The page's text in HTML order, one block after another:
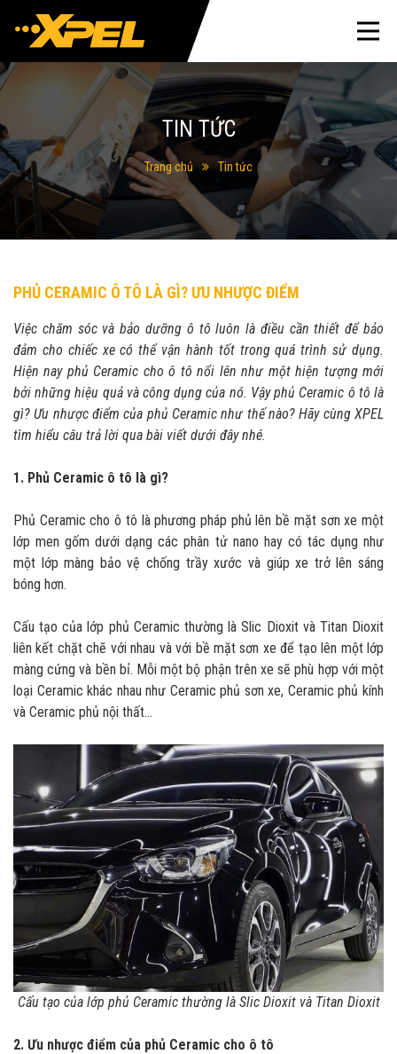
TIN TỨC
Trang chủ Tin tức
PHỦ CERAMIC Ô TÔ LÀ GÌ? ƯU NHƯỢC ĐIỂM
Việc chăm sóc và bảo dưỡng ô tô luôn là điều cần thiết để bảo
đảm cho chiếc xe có thể vận hành tốt trong quá trình sử dụng.
Hiện nay phủ Ceramic cho ô tô nổi lên như một hiện tượng mới
bởi những hiệu quả và công dụng của nó. Vậy phủ Ceramic ô tô là
gì? Ưu nhược điểm của phủ Ceramic như thế nào? Hãy cùng XPEL
tìm hiểu câu trả lời qua bài viết dưới đây nhé.
1. Phủ Ceramic ô tô là gì?
Phủ Ceramic cho ô tô là phương pháp phủ lên bề mặt sơn xe một
lớp men gốm dưới dạng các phân tử nano hay có tác dụng như
một lớp màng bảo vệ chống trầy xước và giúp xe trở lên sáng
bóng hơn.
Cấu tạo của lớp phủ Ceramic thường là Slic Dioxit và Titan Dioxit
liên kết chặt chẽ với nhau và với bề mặt sơn xe để tạo lên một lớp
màng cứng và bền bỉ. Mỗi một bộ phận trên xe sẽ phù hợp với một
loại Ceramic khác nhau như Ceramic phủ sơn xe, Ceramic phủ kính
và Ceramic phủ nội thất…
Cấu tạo của lớp phủ Ceramic thường là Slic Dioxit và Titan Dioxit
2. Ưu nhược điểm của phủ Ceramic cho ô tô